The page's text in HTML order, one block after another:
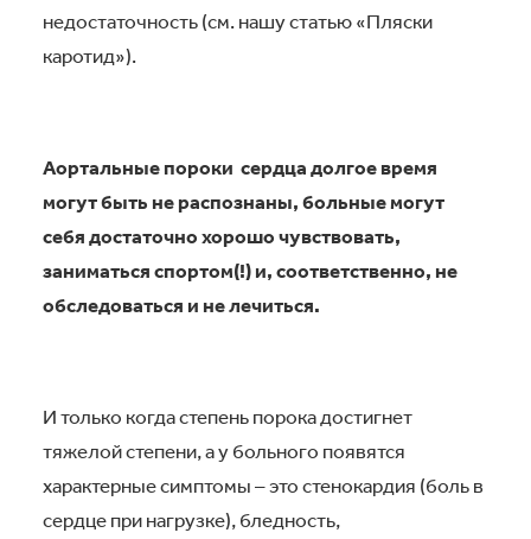
недостаточность (см. нашу статью «Пляски
каротид»).
Аортальные пороки сердца долгое время
могут быть не распознаны, больные могут
себя достаточно хорошо чувствовать,
заниматься спортом(!) и, соответственно, не
обследоваться и не лечиться.
И только когда степень порока достигнет
тяжелой степени, а у больного появятся
характерные симптомы – это стенокардия (боль в
сердце при нагрузке), бледность,